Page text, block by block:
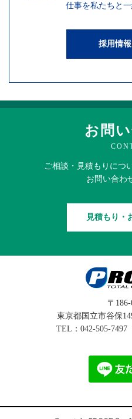
仕事を私たちと
採用情
お問
ご相談・見積もりにつ
お問い合わ
見積もり・
〒
東京都国立市谷保
TEL： 042-505-7497